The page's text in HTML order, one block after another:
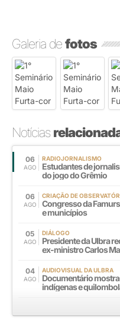
Galeria defotos
Notícias
06
AGO
RADIOJORNALISMO
Estudantes de
do jogo do Grêmio
06
AGO
CRIAÇÃO DE
Congresso da
e municípios
05
AGO
DIÁLOGO
Presidente da Ulbra
ex-ministro Carlos
04
AGO
AUDIOVISUAL DA ULBRA
Documentário
indígenas e